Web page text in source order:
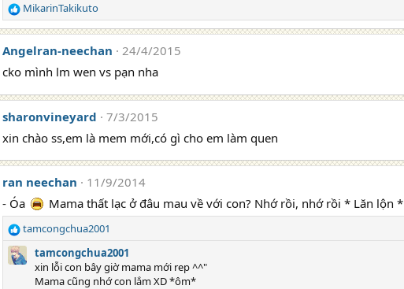
R
e
c
t
o
n
:
MikarinTakikuto
Angelran-neechan
24/4/2015
cko mình lm wen vs pạn nha
sharonvineyard
7/3/2015
xin chào ss,em là mem mới,có gì cho em làm quen
ran neechan
11/9/2014
- Óa
Mama thất lạc ở đâu mau về với con? Nhớ rồi, nhớ rồi * Lăn lộn *
R
e
a
tamcongchua2001
tamcongchua2001
xin lỗi con bây giờ mama mới rep ^^"
Mama cũng nhớ con lắm XD *ôm*